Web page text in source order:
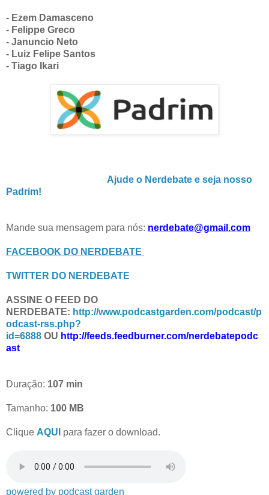
- Ezem Damasceno
- Felippe Greco
- Januncio Neto
- Luiz Felipe Santos
- Tiago Ikari
Ajude o Nerdebate e seja nosso
Padrim!
Mande sua mensagem para nós: nerdebate@gmail.com
FACEBOOK DO NERDEBATE
TWITTER DO NERDEBATE
ASSINE O FEED DO
NERDEBATE: http://www.podcastgarden.com/podcast/p
odcast-rss.php?
id=6888 OU http://feeds.feedburner.com/nerdebatepodc
ast
Duração: 107 min
Tamanho: 100 MB
Clique AQUI para fazer o download.
powered by podcast garden